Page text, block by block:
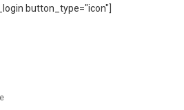
button_type="icon"]